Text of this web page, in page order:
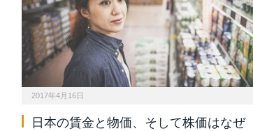
2017年4月16日
日本の賃金と物価、そして株価はなぜ